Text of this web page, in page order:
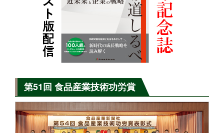
第51回 食品産業技術功労賞